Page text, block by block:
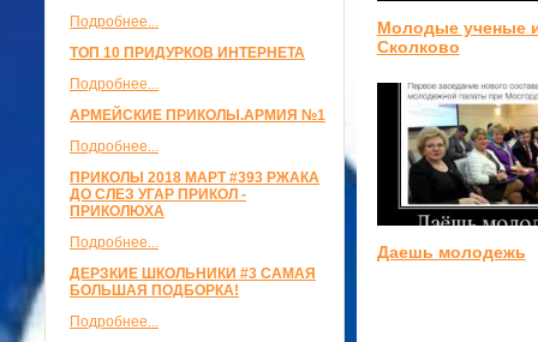
Подробнее...
ТОП 10 ПРИДУРКОВ ИНТЕРНЕТА
Подробнее...
АРМЕЙСКИЕ ПРИКОЛЫ.АРМИЯ №1
Подробнее...
ПРИКОЛЫ 2018 МАРТ #393 РЖАКА
ДО СЛЕЗ УГАР ПРИКОЛ -
ПРИКОЛЮХА
Подробнее...
ДЕРЗКИЕ ШКОЛЬНИКИ #3 САМАЯ
БОЛЬШАЯ ПОДБОРКА!
Подробнее...
Молодые ученые
Сколково
Даешь молодежь